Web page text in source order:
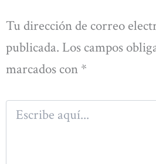
Tu dirección de correo
publicada. Los campos
marcados con *
aquí...